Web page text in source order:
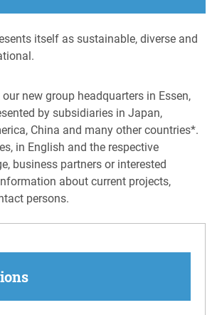
itself as sustainable, diverse and
new group headquarters in Essen,
by subsidiaries in Japan,
China and many other countries*.
in English and the respective
business partners or interested
about current projects,
persons.